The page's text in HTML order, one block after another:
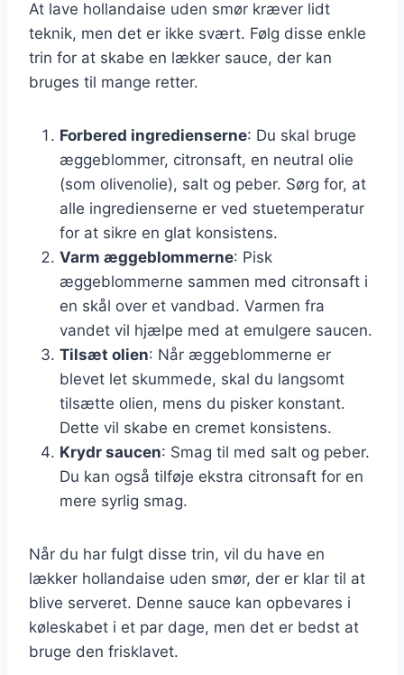
At lave hollandaise uden smør kræver lidt
teknik, men det er ikke svært. Følg disse enkle
trin for at skabe en lækker sauce, der kan
bruges til mange retter.
Forbered ingredienserne: Du skal bruge
æggeblommer, citronsaft, en neutral olie
(som olivenolie), salt og peber. Sørg for, at
alle ingredienserne er ved stuetemperatur
for at sikre en glat konsistens.
Varm æggeblommerne: Pisk
æggeblommerne sammen med citronsaft i
en skål over et vandbad. Varmen fra
vandet vil hjælpe med at emulgere saucen.
Tilsæt olien: Når æggeblommerne er
blevet let skummede, skal du langsomt
tilsætte olien, mens du pisker konstant.
Dette vil skabe en cremet konsistens.
Krydr saucen: Smag til med salt og peber.
Du kan også tilføje ekstra citronsaft for en
mere syrlig smag.
Når du har fulgt disse trin, vil du have en
lækker hollandaise uden smør, der er klar til at
blive serveret. Denne sauce kan opbevares i
køleskabet i et par dage, men det er bedst at
bruge den frisklavet.